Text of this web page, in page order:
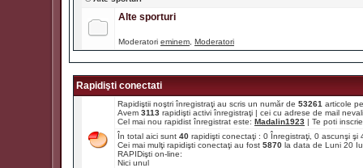
Alte sporturi
Moderatori eminem Moderatori
Rapidişti conectati
Rapidiştii noştri înregistraţi au scris un număr de 53261 articole
Avem 3113 rapidişti activi înregistraţi | cei cu adrese de mail
Cel mai nou rapidist înregistrat este: Madalin1923 | Te poti
În total aici sunt 40 rapidişti conectaţi : 0 Înregistraţi, 0 ascunşi
Cei mai mulţi rapidişti conectaţi au fost 5870 la data de Luni 20
RAPIDişti on-line:
Nici unul